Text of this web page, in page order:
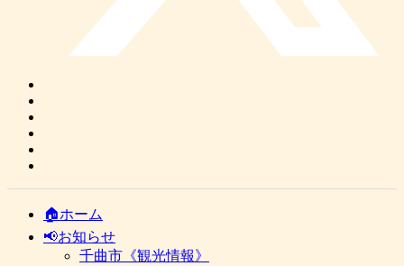
🏠ホーム
📢お知らせ
千曲市《観光情報》